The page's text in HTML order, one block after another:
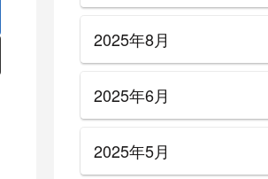
2025年8月
2025年6月
2025年5月